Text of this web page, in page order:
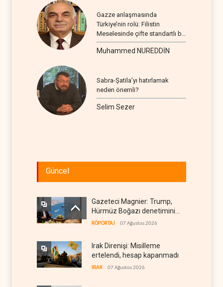
Gazze anlaşmasında
Türkiye’nin rolü: Filistin
Meselesinde çifte standartlı bir
seyir
Muhammed NUREDDİN
Sabra-Şatila’yı hatırlamak
neden önemli?
Selim Sezer
Güncel
Gazeteci Magnier: Trump,
Hürmüz Boğazı denetimini
doğrudan İran ve Umman'a
RÖPORTAJ 07 Ağustos 2026
Irak Direnişi: Misilleme
ertelendi, hesap kapanmadı
IRAK 07 Ağustos 2026